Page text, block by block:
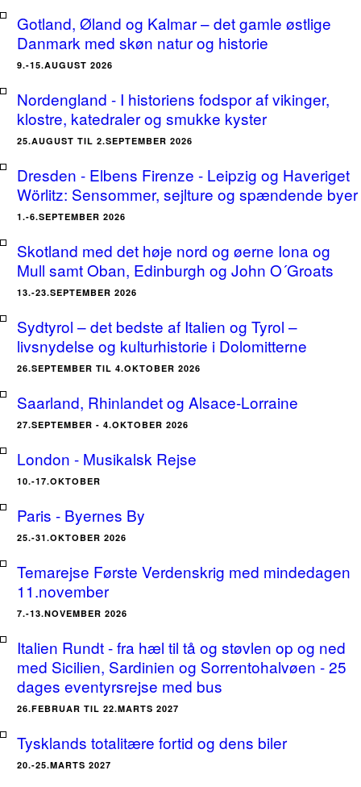
Gotland, Øland og Kalmar – det gamle østlige
Danmark med skøn natur og historie
9.-15.AUGUST 2026
Nordengland - I historiens fodspor af vikinger,
klostre, katedraler og smukke kyster
25.AUGUST TIL 2.SEPTEMBER 2026
Dresden - Elbens Firenze - Leipzig og Haveriget
Wörlitz: Sensommer, sejlture og spændende byer
1.-6.SEPTEMBER 2026
Skotland med det høje nord og øerne Iona og
Mull samt Oban, Edinburgh og John O´Groats
13.-23.SEPTEMBER 2026
Sydtyrol – det bedste af Italien og Tyrol –
livsnydelse og kulturhistorie i Dolomitterne
26.SEPTEMBER TIL 4.OKTOBER 2026
Saarland, Rhinlandet og Alsace-Lorraine
27.SEPTEMBER - 4.OKTOBER 2026
London - Musikalsk Rejse
10.-17.OKTOBER
Paris - Byernes By
25.-31.OKTOBER 2026
Temarejse Første Verdenskrig med mindedagen
11.november
7.-13.NOVEMBER 2026
Italien Rundt - fra hæl til tå og støvlen op og ned
med Sicilien, Sardinien og Sorrentohalvøen - 25
dages eventyrsrejse med bus
26.FEBRUAR TIL 22.MARTS 2027
Tysklands totalitære fortid og dens biler
20.-25.MARTS 2027